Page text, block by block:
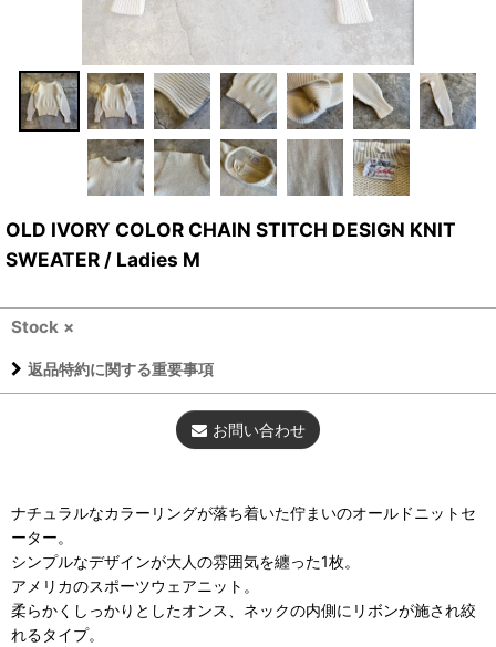
OLD IVORY COLOR CHAIN STITCH DESIGN KNIT
SWEATER / Ladies M
Stock ×
返品特約に関する重要事項
お問い合わせ
ナチュラルなカラーリングが落ち着いた佇まいのオールドニットセ
ーター。
シンプルなデザインが大人の雰囲気を纏った1枚。
アメリカのスポーツウェアニット。
柔らかくしっかりとしたオンス、ネックの内側にリボンが施され絞
れるタイプ。